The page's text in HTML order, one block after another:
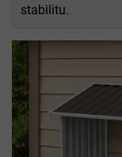
stabilitu.